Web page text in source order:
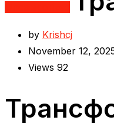
by Krishcj
November 12,
Views 92